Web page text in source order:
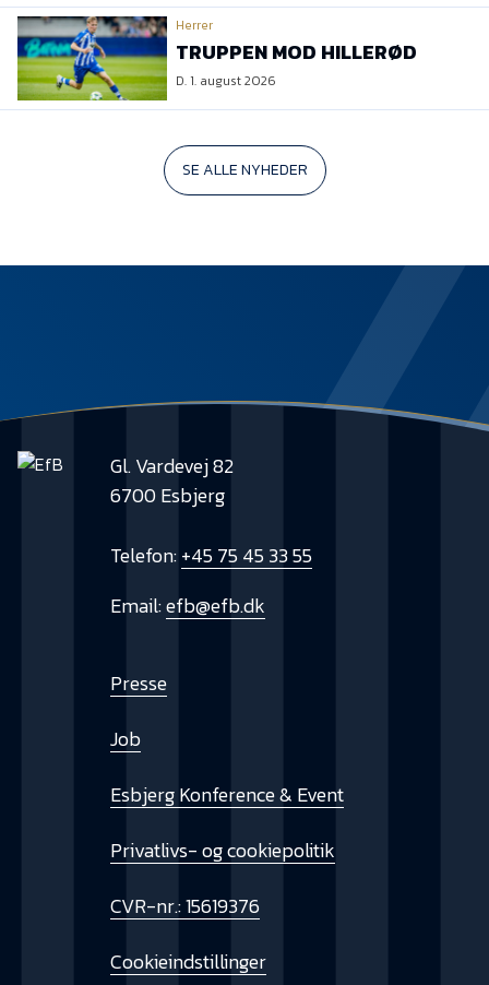
Herrer
TRUPPEN MOD HILLERØD
D. 1. august 2026
SE ALLE NYHEDER
Gl. Vardevej 82
6700 Esbjerg
Telefon:+45 75 45 33 55
Email:efb@efb.dk
Presse
Job
Esbjerg Konference & Event
Privatlivs- og cookiepolitik
CVR-nr.: 15619376
Cookieindstillinger